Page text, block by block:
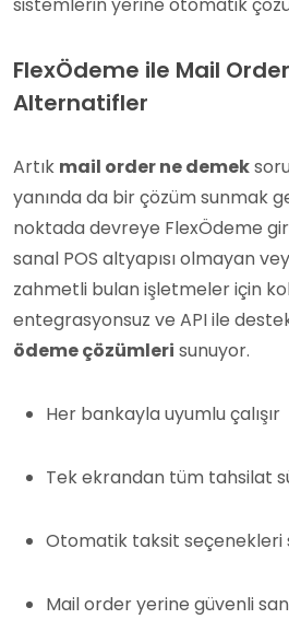
FlexÖdeme ile Mail
Alternatifler
Artık mail order ne demek
yanında da bir çözüm sunmak
noktada devreye FlexÖdeme
sanal POS altyapısı olmayan
zahmetli bulan işletmeler için
entegrasyonsuz ve API ile
ödeme çözümleri sunuyor.
Her bankayla uyumlu çalışır
Tek ekrandan tüm tahsilat
Otomatik taksit seçenekleri
Mail order yerine güvenli